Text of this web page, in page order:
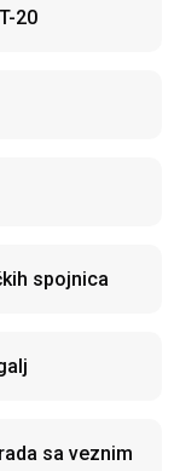
20
spojnica
sa veznim